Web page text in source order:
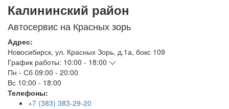
Калининский район
Автосервис на Красных зорь
Адрес:
Новосибирск, ул. Красных Зорь, д.1а, бокс 109
График работы: 10:00 - 18:00
Пн - Сб 09:00 - 20:00
Вс 10:00 - 18:00
Телефоны:
+7 (383) 383-29-20